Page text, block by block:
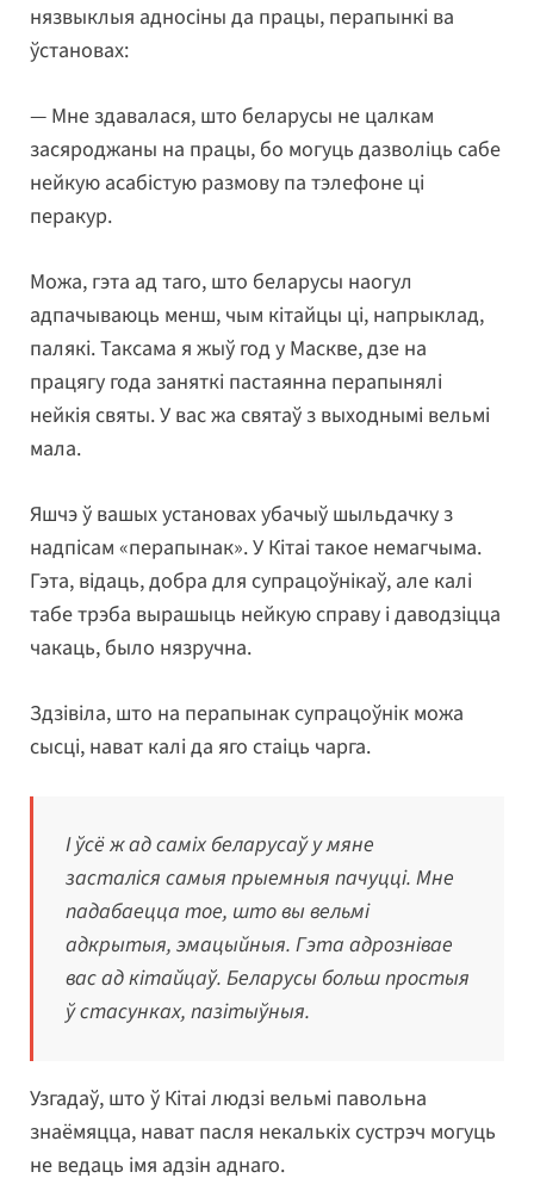
нязвыклыя адносіны да працы, перапынкі ва
ўстановах:
— Мне здавалася, што беларусы не цалкам
засяроджаны на працы, бо могуць дазволіць сабе
нейкую асабістую размову па тэлефоне ці
перакур.
Можа, гэта ад таго, што беларусы наогул
адпачываюць менш, чым кітайцы ці, напрыклад,
палякі. Таксама я жыў год у Маскве, дзе на
працягу года заняткі пастаянна перапынялі
нейкія святы. У вас жа святаў з выходнымі вельмі
мала.
Яшчэ ў вашых установах убачыў шыльдачку з
надпісам «перапынак». У Кітаі такое немагчыма.
Гэта, відаць, добра для супрацоўнікаў, але калі
табе трэба вырашыць нейкую справу і даводзіцца
чакаць, было нязручна.
Здзівіла, што на перапынак супрацоўнік можа
сысці, нават калі да яго стаіць чарга.
І ўсё ж ад саміх беларусаў у мяне
засталіся самыя прыемныя пачуцці. Мне
падабаецца тое, што вы вельмі
адкрытыя, эмацыйныя. Гэта адрознівае
вас ад кітайцаў. Беларусы больш простыя
ў стасунках, пазітыўныя.
Узгадаў, што ў Кітаі людзі вельмі павольна
знаёмяцца, нават пасля некалькіх сустрэч могуць
не ведаць імя адзін аднаго.